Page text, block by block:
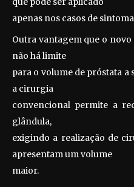
apenas nos casos de
Outra vantagem que o
não há limite
para o volume de próstata a
a cirurgia
convencional permite a
glândula,
exigindo a realização de
apresentam um volume
maior.